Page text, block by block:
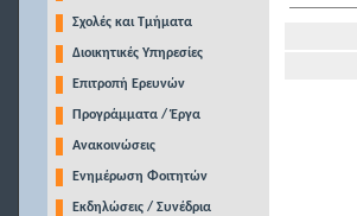
Σχολές και Τμήματα
Διοικητικές Υπηρεσίες
Επιτροπή Ερευνών
Προγράμματα / Έργα
Ανακοινώσεις
Ενημέρωση Φοιτητών
Εκδηλώσεις / Συνέδρια